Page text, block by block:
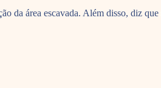
da área escavada. Além disso, diz